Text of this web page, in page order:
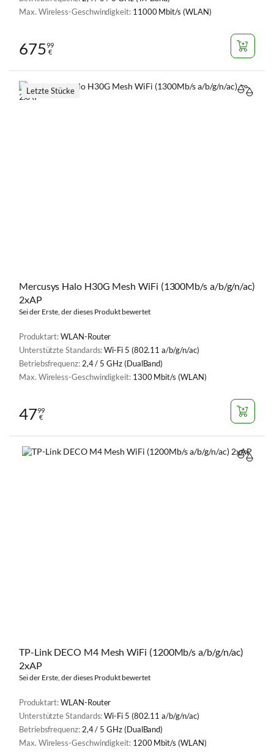
Max. Wireless-Geschwindigkeit: 11000 Mbit/s (WLAN)
67599
€
Mercusys Halo H30G Mesh WiFi (1300Mb/s a/b/g/n/ac)
2xAP
Sei der Erste, der dieses Produkt bewertet
Produktart:WLAN-Router
Unterstützte Standards:Wi-Fi 5 (802.11 a/b/g/n/ac)
Betriebsfrequenz: 2,4 / 5 GHz (DualBand)
Max. Wireless-Geschwindigkeit: 1300 Mbit/s (WLAN)
Letzte Stücke
4799
€
TP-Link DECO M4 Mesh WiFi (1200Mb/s a/b/g/n/ac)
2xAP
Sei der Erste, der dieses Produkt bewertet
Produktart:WLAN-Router
Unterstützte Standards:Wi-Fi 5 (802.11 a/b/g/n/ac)
Betriebsfrequenz: 2,4 / 5 GHz (DualBand)
Max. Wireless-Geschwindigkeit: 1200 Mbit/s (WLAN)